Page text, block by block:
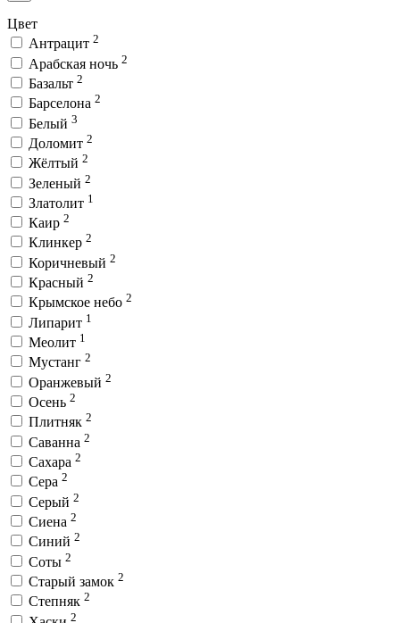
Цвет
Антрацит 2
Арабская ночь 2
Базальт 2
Барселона 2
Белый 3
Доломит 2
Жёлтый 2
Зеленый 2
Златолит 1
Каир 2
Клинкер 2
Коричневый 2
Красный 2
Крымское небо 2
Липарит 1
Меолит 1
Мустанг 2
Оранжевый 2
Осень 2
Плитняк 2
Саванна 2
Сахара 2
Сера 2
Серый 2
Сиена 2
Синий 2
Соты 2
Старый замок 2
Степняк 2
2